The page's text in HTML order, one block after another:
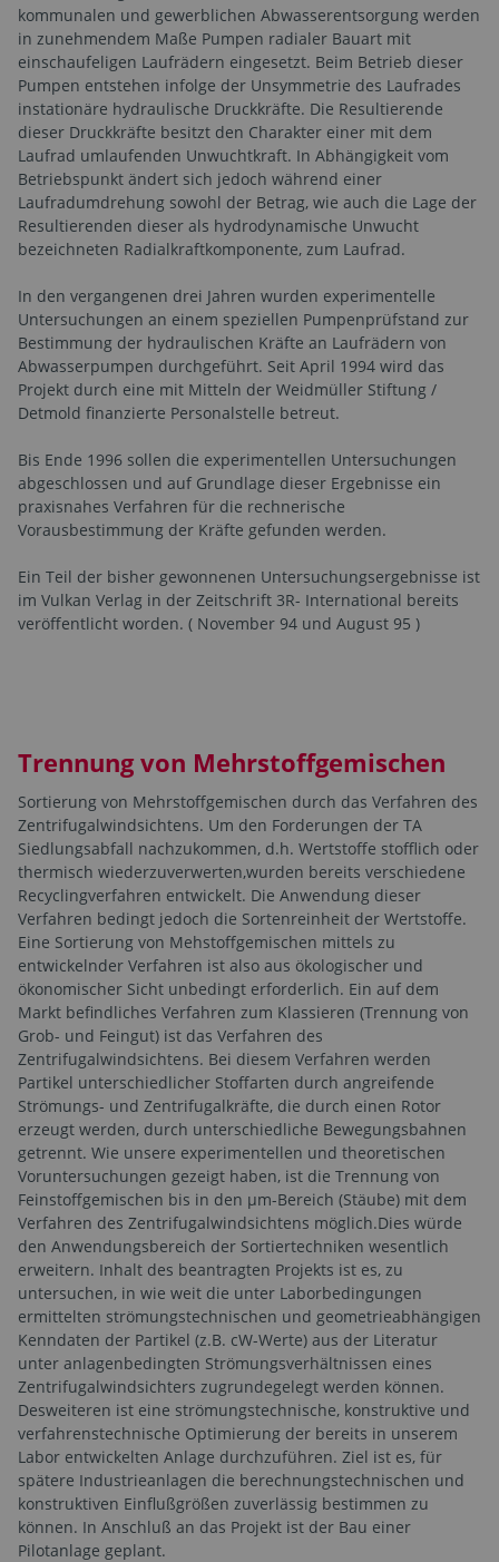
kommunalen und gewerblichen Abwasserentsorgung werden
in zunehmendem Maße Pumpen radialer Bauart mit
einschaufeligen Laufrädern eingesetzt. Beim Betrieb dieser
Pumpen entstehen infolge der Unsymmetrie des Laufrades
instationäre hydraulische Druckkräfte. Die Resultierende
dieser Druckkräfte besitzt den Charakter einer mit dem
Laufrad umlaufenden Unwuchtkraft. In Abhängigkeit vom
Betriebspunkt ändert sich jedoch während einer
Laufradumdrehung sowohl der Betrag, wie auch die Lage der
Resultierenden dieser als hydrodynamische Unwucht
bezeichneten Radialkraftkomponente, zum Laufrad.
In den vergangenen drei Jahren wurden experimentelle
Untersuchungen an einem speziellen Pumpenprüfstand zur
Bestimmung der hydraulischen Kräfte an Laufrädern von
Abwasserpumpen durchgeführt. Seit April 1994 wird das
Projekt durch eine mit Mitteln der Weidmüller Stiftung /
Detmold finanzierte Personalstelle betreut.
Bis Ende 1996 sollen die experimentellen Untersuchungen
abgeschlossen und auf Grundlage dieser Ergebnisse ein
praxisnahes Verfahren für die rechnerische
Vorausbestimmung der Kräfte gefunden werden.
Ein Teil der bisher gewonnenen Untersuchungsergebnisse ist
im Vulkan Verlag in der Zeitschrift 3R- International bereits
veröffentlicht worden. ( November 94 und August 95 )
Trennung von Mehrstoffgemischen
Sortierung von Mehrstoffgemischen durch das Verfahren des
Zentrifugalwindsichtens. Um den Forderungen der TA
Siedlungsabfall nachzukommen, d.h. Wertstoffe stofflich oder
thermisch wiederzuverwerten,wurden bereits verschiedene
Recyclingverfahren entwickelt. Die Anwendung dieser
Verfahren bedingt jedoch die Sortenreinheit der Wertstoffe.
Eine Sortierung von Mehstoffgemischen mittels zu
entwickelnder Verfahren ist also aus ökologischer und
ökonomischer Sicht unbedingt erforderlich. Ein auf dem
Markt befindliches Verfahren zum Klassieren (Trennung von
Grob- und Feingut) ist das Verfahren des
Zentrifugalwindsichtens. Bei diesem Verfahren werden
Partikel unterschiedlicher Stoffarten durch angreifende
Strömungs- und Zentrifugalkräfte, die durch einen Rotor
erzeugt werden, durch unterschiedliche Bewegungsbahnen
getrennt. Wie unsere experimentellen und theoretischen
Voruntersuchungen gezeigt haben, ist die Trennung von
Feinstoffgemischen bis in den µm-Bereich (Stäube) mit dem
Verfahren des Zentrifugalwindsichtens möglich.Dies würde
den Anwendungsbereich der Sortiertechniken wesentlich
erweitern. Inhalt des beantragten Projekts ist es, zu
untersuchen, in wie weit die unter Laborbedingungen
ermittelten strömungstechnischen und geometrieabhängigen
Kenndaten der Partikel (z.B. cW-Werte) aus der Literatur
unter anlagenbedingten Strömungsverhältnissen eines
Zentrifugalwindsichters zugrundegelegt werden können.
Desweiteren ist eine strömungstechnische, konstruktive und
verfahrenstechnische Optimierung der bereits in unserem
Labor entwickelten Anlage durchzuführen. Ziel ist es, für
spätere Industrieanlagen die berechnungstechnischen und
konstruktiven Einflußgrößen zuverlässig bestimmen zu
können. In Anschluß an das Projekt ist der Bau einer
Pilotanlage geplant.